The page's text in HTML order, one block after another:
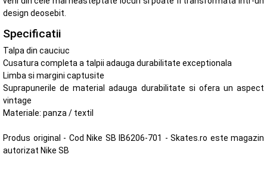
design deosebit.
Specificatii
Talpa din cauciuc
Cusatura completa a talpii adauga durabilitate exceptionala
Limba si margini captusite
Suprapunerile de material adauga durabilitate si ofera un aspect
vintage
Materiale: panza / textil
Produs original - Cod Nike SB IB6206-701 - Skates.ro este magazin
autorizat Nike SB